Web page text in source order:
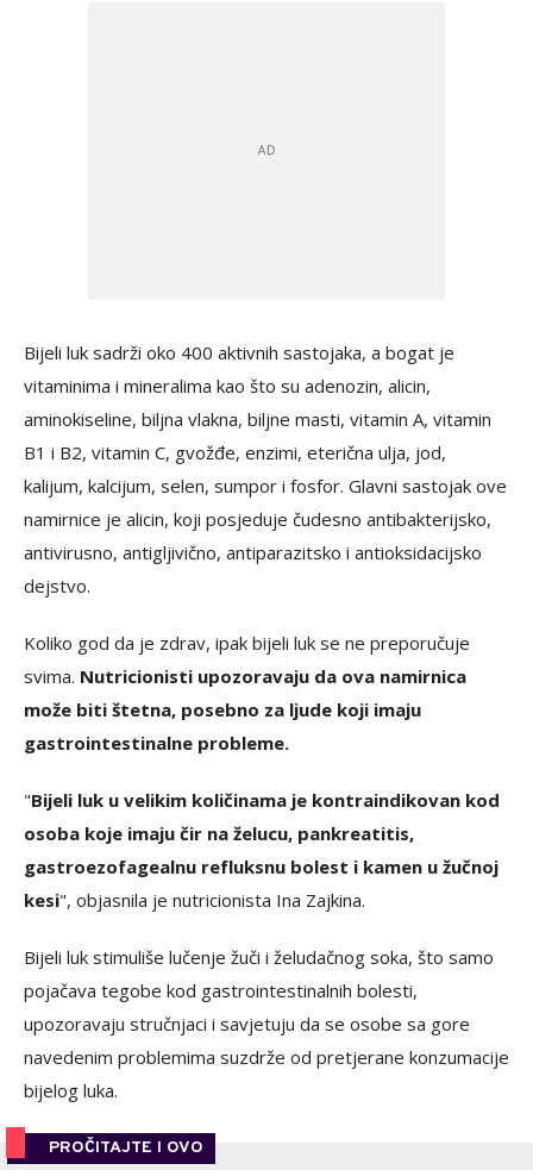
Bijeli luk sadrži oko 400 aktivnih sastojaka, a bogat je
vitaminima i mineralima kao što su adenozin, alicin,
aminokiseline, biljna vlakna, biljne masti, vitamin A, vitamin
B1 i B2, vitamin C, gvožđe, enzimi, eterična ulja, jod,
kalijum, kalcijum, selen, sumpor i fosfor. Glavni sastojak ove
namirnice je alicin, koji posjeduje čudesno antibakterijsko,
antivirusno, antigljivično, antiparazitsko i antioksidacijsko
dejstvo.
Koliko god da je zdrav, ipak bijeli luk se ne preporučuje
svima. Nutricionisti upozoravaju da ova namirnica
može biti štetna, posebno za ljude koji imaju
gastrointestinalne probleme.
"Bijeli luk u velikim količinama je kontraindikovan kod
osoba koje imaju čir na želucu, pankreatitis,
gastroezofagealnu refluksnu bolest i kamen u žučnoj
kesi", objasnila je nutricionista Ina Zajkina.
Bijeli luk stimuliše lučenje žuči i želudačnog soka, što samo
pojačava tegobe kod gastrointestinalnih bolesti,
upozoravaju stručnjaci i savjetuju da se osobe sa gore
navedenim problemima suzdrže od pretjerane konzumacije
bijelog luka.
PROČITAJTE I OVO